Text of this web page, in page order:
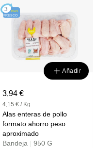
3 DÍAS
FRESCO
Añadir
3,94 €
4,15 € / Kg
Alas enteras de pollo
formato ahorro peso
aproximado
Bandeja
950 G